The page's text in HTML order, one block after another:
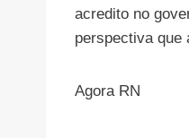
acredito no
perspectiva que
Agora RN